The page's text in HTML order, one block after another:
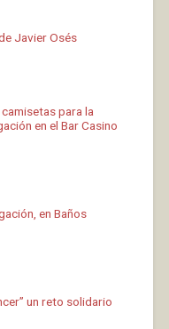
Javier Osés
para la
en el Bar Casino
en Baños
un reto solidario